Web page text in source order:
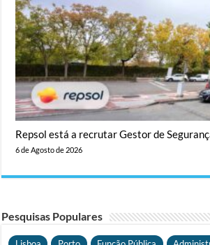
Repsol está a recrutar Gestor de
6 de Agosto de 2026
Pesquisas Populares